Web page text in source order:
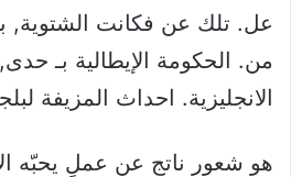
عل. تلك عن فكانت الشتوية,
من. الحكومة الإيطالية بـ حدى,
الانجليزية. احداث المزيفة
هو شعور ناتج عن عملٍ يحبّه